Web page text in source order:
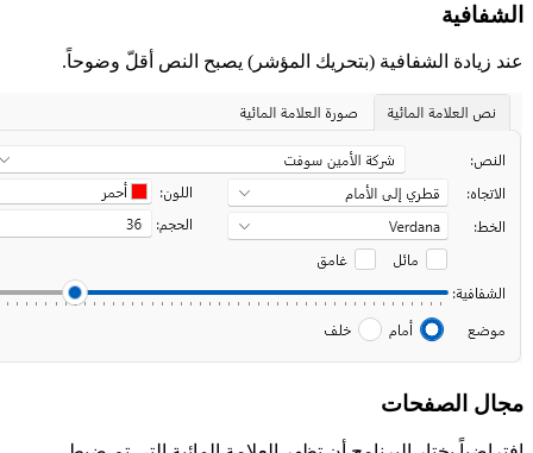
الشفافية
عند زيادة الشفافية (بتحريك المؤشر) يصبح النص أقلّ وضوحاً.
مجال الصفحات